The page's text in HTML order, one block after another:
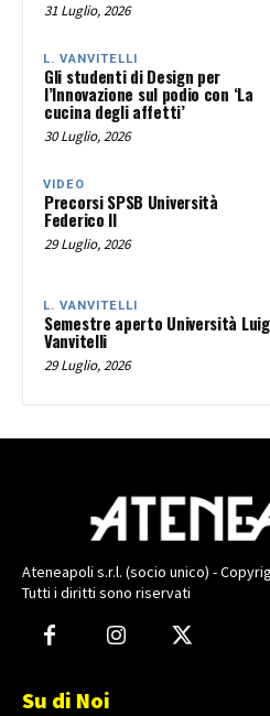
31 Luglio, 2026
L. VANVITELLI
Gli studenti di Design per
l’Innovazione sul podio con ‘La
cucina degli affetti’
30 Luglio, 2026
VIDEO
Precorsi SPSB Università
Federico II
29 Luglio, 2026
L. VANVITELLI
Semestre aperto Università
Vanvitelli
29 Luglio, 2026
Ateneapoli s.r.l. (socio unico) -
Tutti i diritti sono riservati
Su di Noi